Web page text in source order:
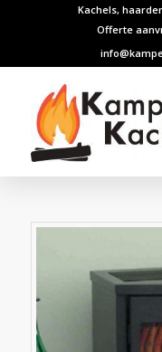
Kachels,
Offerte